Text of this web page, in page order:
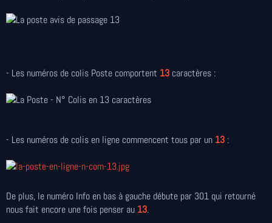
- Les numéros de colis Poste comportent 13 caractères :
- Les numéros de colis en ligne commencent tous par un 13 :
De plus, le numéro Info en bas à gauche débute par 301 qui retourné
nous fait encore une fois penser au 13.